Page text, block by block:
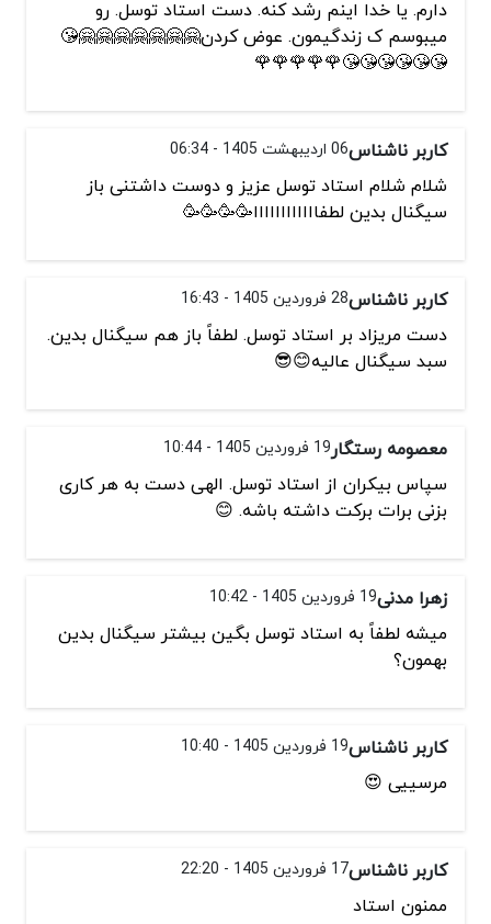
دارم. یا خدا اینم رشد کنه. دست استاد توسل. رو
میبوسم ک زندگیمون. عوض کردن🤗🤗🤗🤗🤗🤗🤗😘
😘😘😘😘😘😘🌹🌹🌹🌹🌹
کاربر ناشناس06 اردیبهشت 1405 - 06:34
شلام شلام استاد توسل عزیز و دوست داشتنی باز
سیگنال بدین لطفاااااااااااا🥳🥳🥳🥳
کاربر ناشناس28 فروردین 1405 - 16:43
دست مریزاد بر استاد توسل. لطفاً باز هم سیگنال بدین.
سبد سیگنال عالیه😊😎
معصومه رستگار19 فروردین 1405 - 10:44
سپاس بیکران از استاد توسل. الهی دست به هر کاری
بزنی برات برکت داشته باشه. 😊
زهرا مدنی19 فروردین 1405 - 10:42
میشه لطفاً به استاد توسل بگین بیشتر سیگنال بدین
بهمون؟
کاربر ناشناس19 فروردین 1405 - 10:40
مرسییی 😍
کاربر ناشناس17 فروردین 1405 - 22:20
ممنون استاد